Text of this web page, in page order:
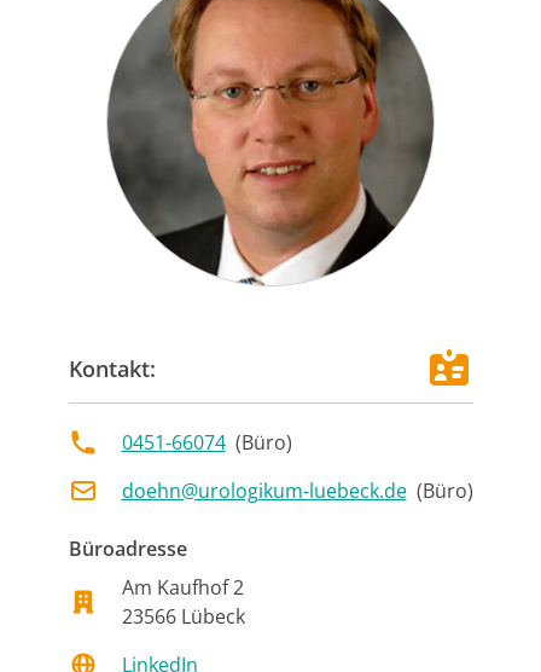
Kontakt:
0451-66074 (Büro)
doehn@urologikum-luebeck.de (Büro)
Büroadresse
Am Kaufhof 2
23566 Lübeck
LinkedIn